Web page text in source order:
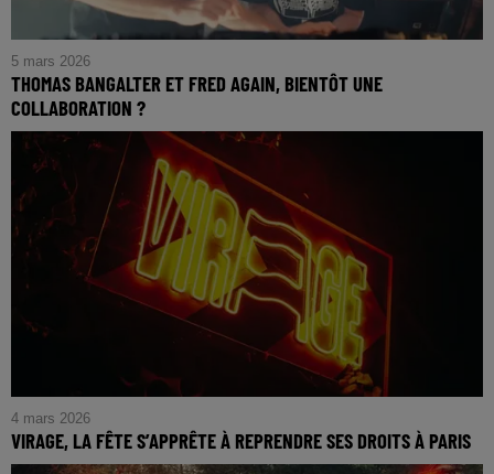
5 mars 2026
THOMAS BANGALTER ET FRED AGAIN, BIENTÔT UNE
COLLABORATION ?
4 mars 2026
VIRAGE, LA FÊTE S’APPRÊTE À REPRENDRE SES DROITS À PARIS